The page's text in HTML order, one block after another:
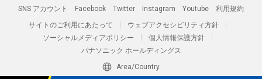
SNS アカウント Facebook Twitter Instagram Youtube
利用規約
サイトのご利用にあたって
ウェブアクセシビリティ方針
ソーシャルメディアポリシー
個人情報保護方針
パナソニック ホールディングス
Area/Country